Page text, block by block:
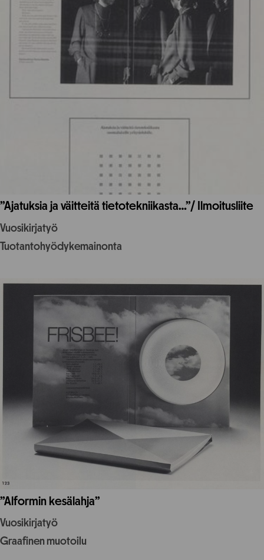
”Ajatuksia ja väitteitä tietotekniikasta…”/ Ilmoitusliite
Vuosikirjatyö
Tuotantohyödykemainonta
”Alformin kesälahja”
Vuosikirjatyö
Graafinen muotoilu